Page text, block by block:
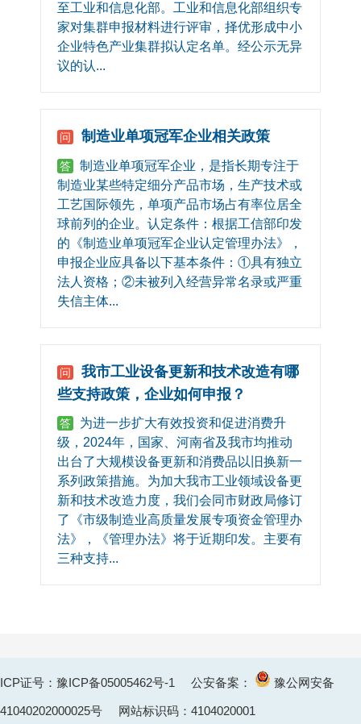
至工业和信息化部。工业和信息化部组织专
家对集群申报材料进行评审，择优形成中小
企业特色产业集群拟认定名单。经公示无异
议的认...
问 制造业单项冠军企业相关政策
答
制造业单项冠军企业，是指长期专注于
制造业某些特定细分产品市场，生产技术或
工艺国际领先，单项产品市场占有率位居全
球前列的企业。认定条件：根据工信部印发
的《制造业单项冠军企业认定管理办法》，
申报企业应具备以下基本条件：①具有独立
法人资格；②未被列入经营异常名录或严重
失信主体...
问
我市工业设备更新和技术改造有哪
些支持政策，企业如何申报？
答
为进一步扩大有效投资和促进消费升
级，2024年，国家、河南省及我市均推动
出台了大规模设备更新和消费品以旧换新一
系列政策措施。为加大我市工业领域设备更
新和技术改造力度，我们会同市财政局修订
了《市级制造业高质量发展专项资金管理办
法》，《管理办法》将于近期印发。主要有
三种支持...
ICP证号：豫ICP备05005462号-1 公安备案： 豫公网安备
41040202000025号 网站标识码：4104020001